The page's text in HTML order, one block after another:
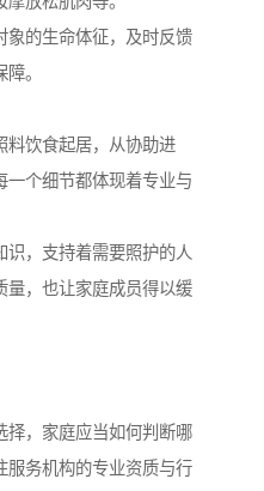
象的生命体征，及时反馈
。
料饮食起居，从协助进
一个细节都体现着专业与
识，支持着需要照护的人
量，也让家庭成员得以缓
择，家庭应当如何判断哪
服务机构的专业资质与行